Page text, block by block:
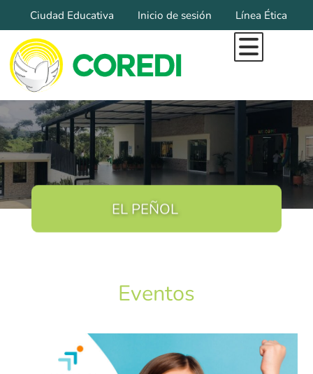
Ciudad Educativa Inicio de sesión Línea Ética
Inicio
Todo Lo Que Somos
Marca Diocesana
Organigrama
Pilares Institucionales
Misional
Marinilla
Rionegro
EL PEÑOL
Eventos